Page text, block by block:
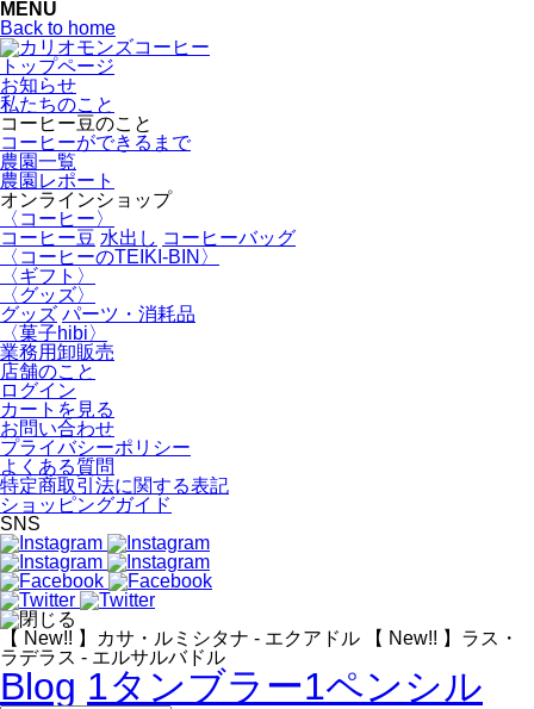
MENU
Back to home
トップページ
お知らせ
私たちのこと
コーヒー豆のこと
コーヒーができるまで
農園一覧
農園レポート
オンラインショップ
〈コーヒー〉
コーヒー豆 水出し コーヒーバッグ
〈コーヒーのTEIKI-BIN〉
〈ギフト〉
〈グッズ〉
グッズ パーツ・消耗品
〈菓子hibi〉
業務用卸販売
店舗のこと
ログイン
カートを見る
お問い合わせ
プライバシーポリシー
よくある質問
特定商取引法に関する表記
ショッピングガイド
SNS
【 New!! 】カサ・ルミシタナ - エクアドル
【 New!! 】ラス・
ラデラス - エルサルバドル
Blog 1タンブラー1ペンシル